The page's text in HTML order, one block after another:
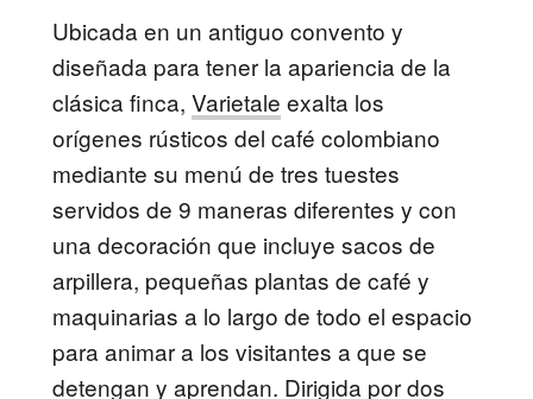
Ubicada en un antiguo convento y
diseñada para tener la apariencia de la
clásica finca,Varietale exalta los
orígenes rústicos del café colombiano
mediante su menú de tres tuestes
servidos de 9 maneras diferentes y con
una decoración que incluye sacos de
arpillera, pequeñas plantas de café y
maquinarias a lo largo de todo el espacio
para animar a los visitantes a que se
detengan y aprendan. Dirigida por dos